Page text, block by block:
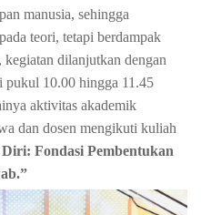
manusia, sehingga
teori, tetapi berdampak
kegiatan dilanjutkan dengan
10.00 hingga 11.45
aktivitas akademik
dan dosen mengikuti kuliah
Fondasi Pembentukan